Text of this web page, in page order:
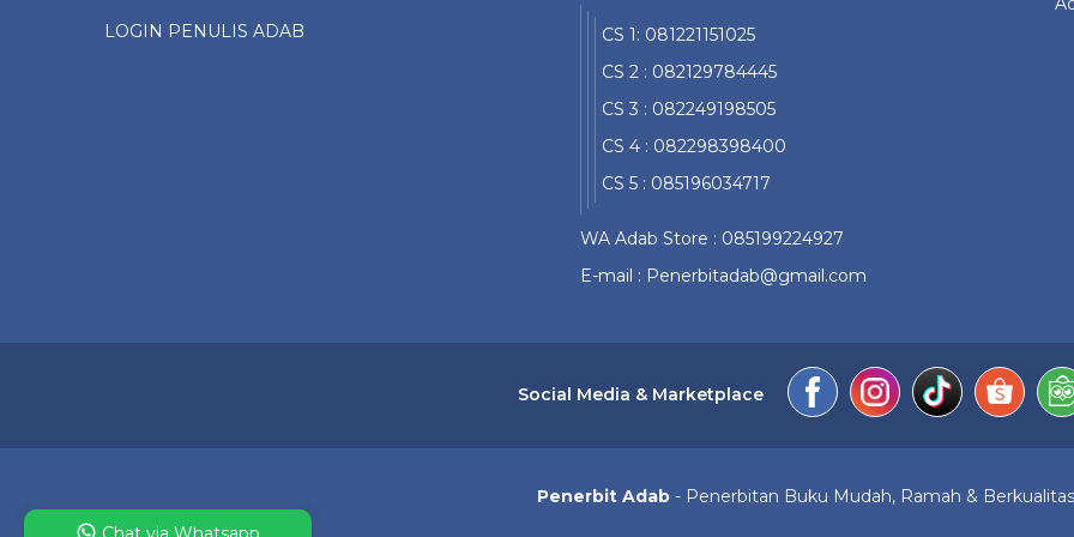
LOGIN PENULIS ADAB
CS 1: 081221151025
CS 2 : 082129784445
CS 3 : 082249198505
CS 4 : 082298398400
CS 5 : 085196034717
WA Adab Store : 085199224927
E-mail : Penerbitadab@gmail.com
Social Media & Marketplace
Penerbit Adab- Penerbitan Buku Mudah, Ramah & Berkualitas